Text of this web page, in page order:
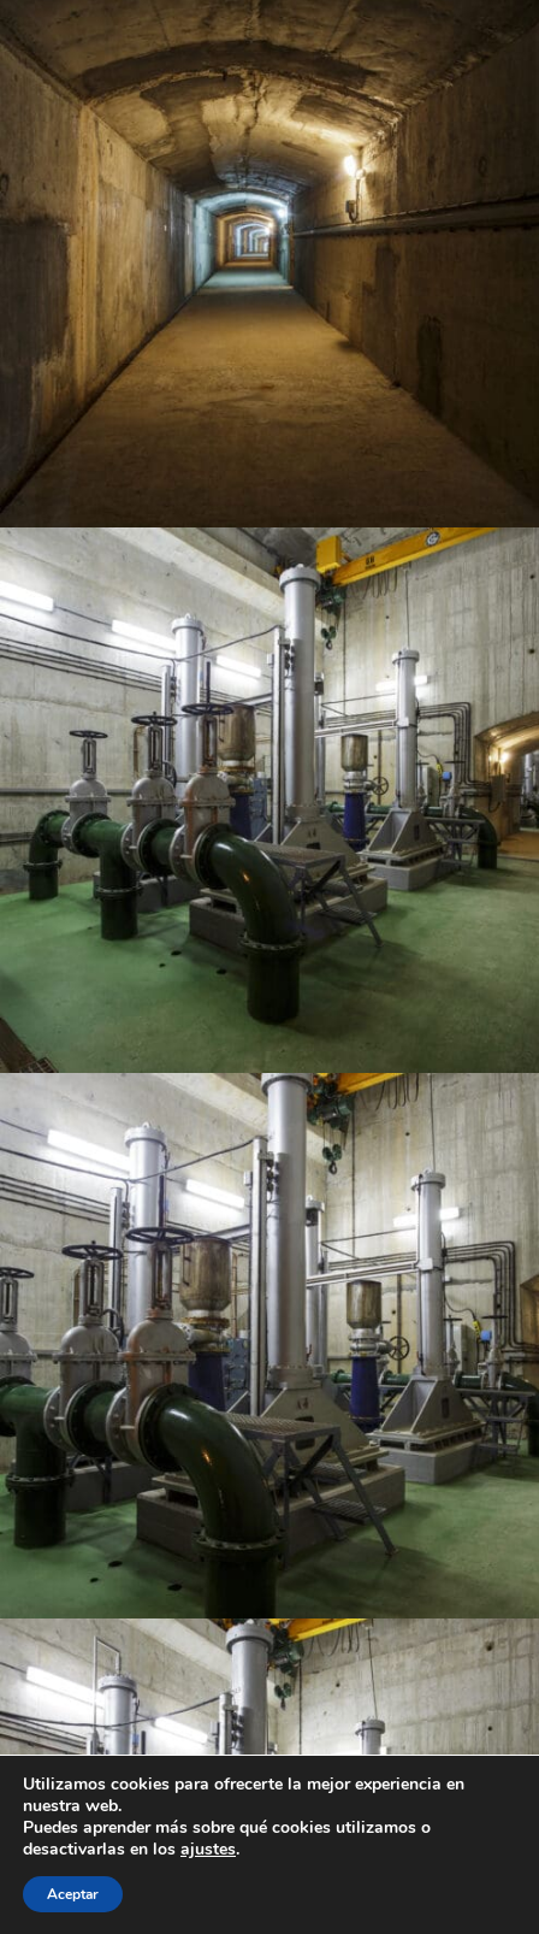
Utilizamos cookies para ofrecerte la mejor experiencia en
nuestra web.
Puedes aprender más sobre qué cookies utilizamos o
desactivarlas en los ajustes.
Aceptar